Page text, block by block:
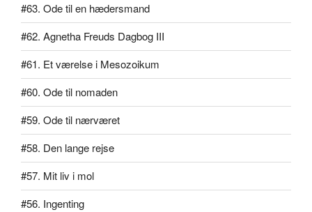
#63. Ode til en hædersmand
#62. Agnetha Freuds Dagbog III
#61. Et værelse i Mesozoikum
#60. Ode til nomaden
#59. Ode til nærværet
#58. Den lange rejse
#57. Mit liv i mol
#56. Ingenting